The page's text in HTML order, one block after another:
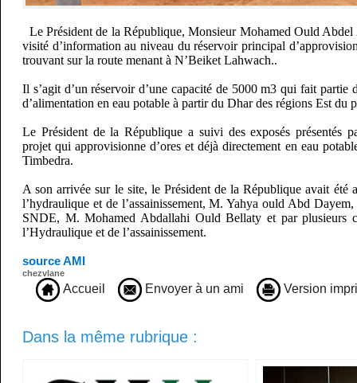
Le Président de la République, Monsieur Mohamed Ould
visité d’information au niveau du réservoir principal
trouvant sur la route menant à N’Beiket Lahwach..
Il s’agit d’un réservoir d’une capacité de 5000 m3 qui fait partie
d’alimentation en eau potable à partir du Dhar des régions Est du
Le Président de la République a suivi des exposés présentés
projet qui approvisionne d’ores et déjà directement en eau
Timbedra.
A son arrivée sur le site, le Président de la République avait été
l’hydraulique et de l’assainissement, M. Yahya ould Abd
SNDE, M. Mohamed Abdallahi Ould Bellaty et par plusieurs
l’Hydraulique et de l’assainissement.
source AMI
chezvlane
Accueil Envoyer à un ami Version
Dans la même rubrique :